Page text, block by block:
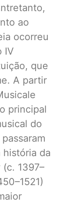
ao
ocorreu
IV
que
A partir
principal
do
história da
1397–